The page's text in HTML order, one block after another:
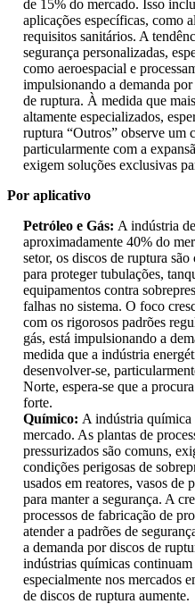
de 15% do mercado. Isso
aplicações específicas, como
requisitos sanitários. A
segurança personalizadas,
como aeroespacial e
impulsionando a demanda
de ruptura. À medida que
altamente especializados,
ruptura “Outros” observe um
particularmente com a
exigem soluções exclusivas
Por aplicativo
Petróleo e Gás: A indústria
aproximadamente 40% do
setor, os discos de ruptura
para proteger tubulações,
equipamentos contra
falhas no sistema. O foco
com os rigorosos padrões
gás, está impulsionando a
medida que a indústria
desenvolver-se,
Norte, espera-se que a
forte.
Químico: A indústria química
mercado. As plantas de
pressurizados são comuns,
condições perigosas de
usados ​​em reatores, vasos de
para manter a segurança. A
processos de fabricação de
atender a padrões de
a demanda por discos de
indústrias químicas
especialmente nos mercados
de discos de ruptura aumente.